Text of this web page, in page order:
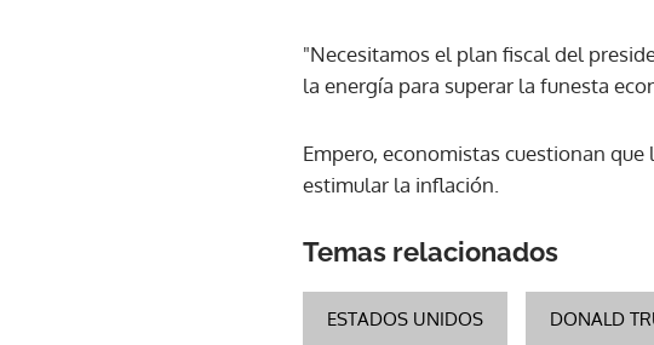
"Necesitamos el plan fiscal del
la energía para superar la funesta
Empero, economistas cuestionan
estimular la inflación.
Temas relacionados
ESTADOS UNIDOS DONALD